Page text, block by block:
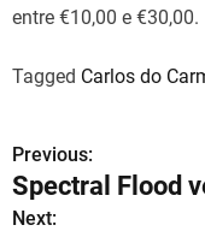
entre €10,00 e €30,00.
Tagged Carlos do
N
a
Previous:
Spectral Flood
Next: